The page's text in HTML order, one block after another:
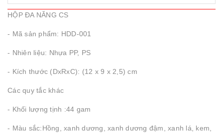
HỘP ĐA NĂNG CS
- Mã sản phẩm: HDD-001
- Nhiên liệu: Nhựa PP, PS
- Kích thước (DxRxC): (12 x 9 x 2,5) cm
Các quy tắc khác
- Khối lượng tịnh :44 gam
- Màu sắc:Hồng, xanh dương, xanh dương đậm, xanh lá, kem,